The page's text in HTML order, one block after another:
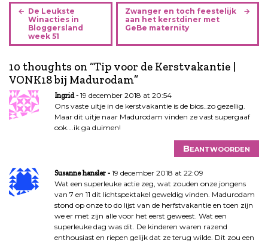
B
i
h
t
n
a
a
t
i
De Leukste
Winacties in
Bloggersland
week 51
Zwanger en toch feestelijk
aan het kerstdiner met
GeBe maternity
10 thoughts on “Tip voor de Kerstvakantie |
VONK18 bij Madurodam”
Ingrid
19 december 2018 at 20:54
Ons vaste uitje in de kerstvakantie is de bios..zo gezellig.
Maar dit uitje naar Madurodam vinden ze vast supergaaf
ook….ik ga duimen!
Beantwoorden
Susanne hansler
19 december 2018 at 22:09
Wat een superleuke actie zeg, wat zouden onze jongens
van 7 en 11 dit lichtspektakel geweldig vinden. Madurodam
stond op onze to do lijst van de herfstvakantie en toen zijn
we er met zijn alle voor het eerst geweest. Wat een
superleuke dag was dit. De kinderen waren razend
enthousiast en riepen gelijk dat ze terug wilde. Dit zou een